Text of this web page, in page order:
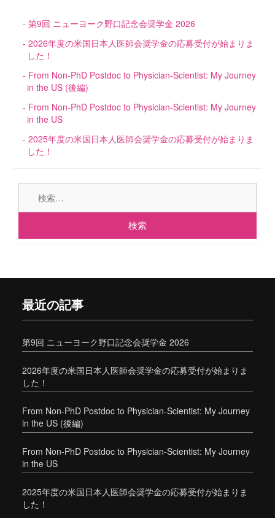
第9回 ニューヨーク野口記念会奨学金 2026
2026年度の米国日本人医師会奨学金の応募受付が始まりま
した！
From Non-PhD Postdoc to Physician-Scientist: My Journey
in the US (後編)
From Non-PhD Postdoc to Physician-Scientist: My Journey
in the US
2025年度の米国日本人医師会奨学金の応募受付が始まりま
した！
最近の記事
第9回 ニューヨーク野口記念会奨学金 2026
2026年度の米国日本人医師会奨学金の応募受付が始まりま
した！
From Non-PhD Postdoc to Physician-Scientist: My Journey
in the US (後編)
From Non-PhD Postdoc to Physician-Scientist: My Journey
in the US
2025年度の米国日本人医師会奨学金の応募受付が始まりま
した！